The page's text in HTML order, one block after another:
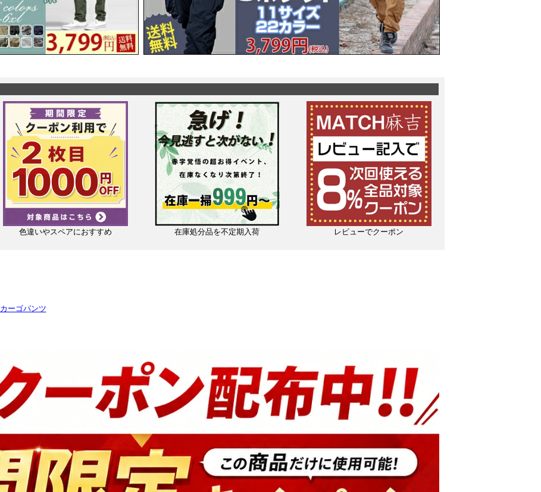
色違いやスペアにおすすめ 在庫処分品を不定期入荷 レビューでクーポン
カーゴパンツ